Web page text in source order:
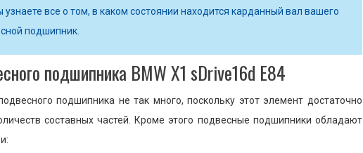
узнаете все о том, в каком состоянии находится карданный вал вашего
подшипник.
подшипника BMW X1 sDrive16d E84
подшипника не так много, поскольку этот элемент достаточно
составных частей. Кроме этого подвесные подшипники обладают